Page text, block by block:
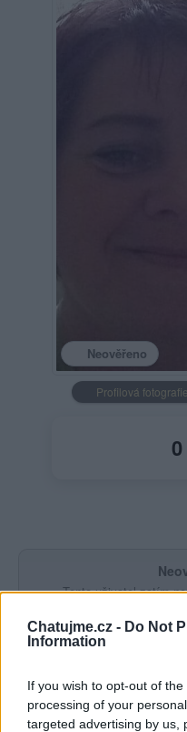
Chatujme.cz - Do Not
Information
If you wish to opt-out of
processing of your
targeted advertising by us,
Neověřeno
Profilová
0
Tento uživatel zatím
fotografií. U
údaje
Okres: